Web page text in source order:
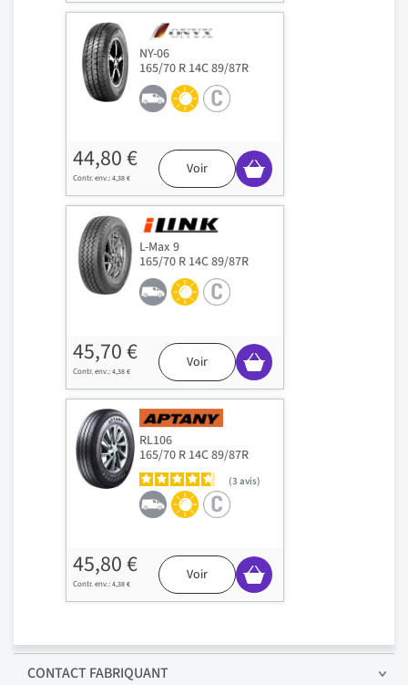
NY-06
165/70 R 14C 89/87R
44,80 €
4,38 €
Voir
L-Max 9
165/70 R 14C 89/87R
45,70 €
4,38 €
Voir
RL106
165/70 R 14C 89/87R
3avis
45,80 €
4,38 €
Voir
CONTACT FABRIQUANT